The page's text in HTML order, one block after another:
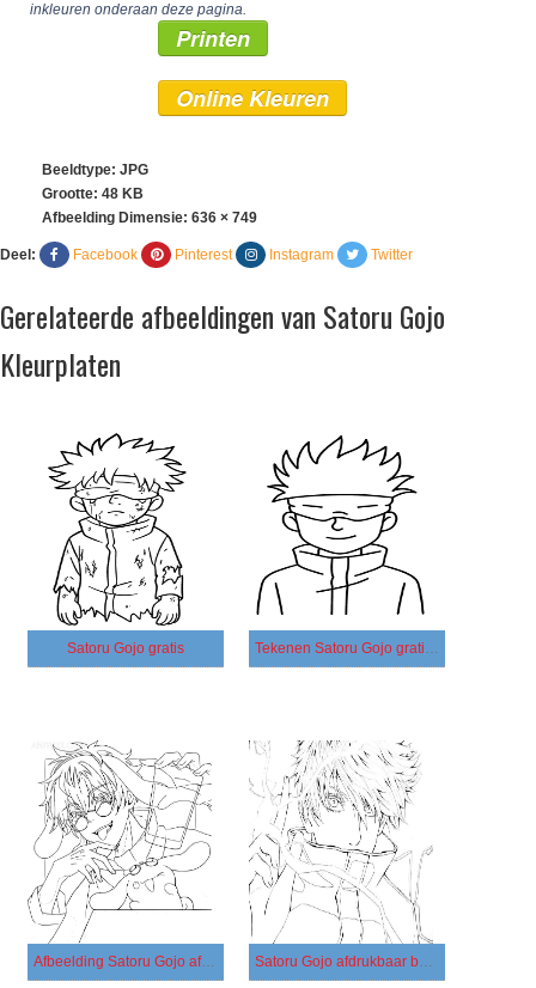
inkleuren onderaan deze pagina.
Printen
Online Kleuren
Beeldtype: JPG
Grootte: 48 KB
Afbeelding Dimensie: 636 × 749
Deel: Facebook Pinterest Instagram Twitter
Gerelateerde afbeeldingen van Satoru Gojo
Kleurplaten
Satoru Gojo gratis Tekenen Satoru Gojo gratis basis
Afbeelding Satoru Gojo afdrukbaar Satoru Gojo afdrukbaar basis